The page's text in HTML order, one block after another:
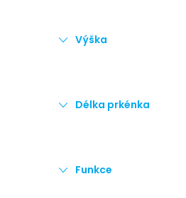
Výška
Délka prkénka
Funkce